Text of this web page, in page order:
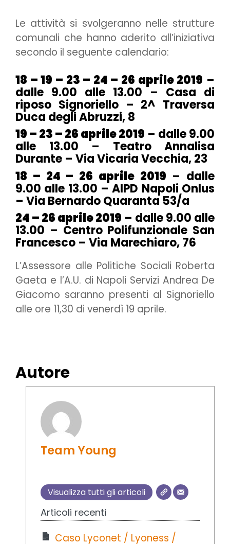
Le attività si svolgeranno nelle strutture
comunali che hanno aderito all’iniziativa
secondo il seguente calendario:
18 – 19 – 23 – 24 – 26 aprile 2019 –
dalle 9.00 alle 13.00 – Casa di
riposo Signoriello – 2^ Traversa
Duca degli Abruzzi, 8
19 – 23 – 26 aprile 2019 – dalle 9.00
alle 13.00 – Teatro Annalisa
Durante – Via Vicaria Vecchia, 23
18 – 24 – 26 aprile 2019 – dalle
9.00 alle 13.00 – AIPD Napoli Onlus
– Via Bernardo Quaranta 53/a
24 – 26 aprile 2019 – dalle 9.00 alle
13.00 – Centro Polifunzionale San
Francesco – Via Marechiaro, 76
L’Assessore alle Politiche Sociali Roberta
Gaeta e l’A.U. di Napoli Servizi Andrea De
Giacomo saranno presenti al Signoriello
alle ore 11,30 di venerdì 19 aprile.
Autore
Team Young
Visualizza tutti gli articoli
Articoli recenti
Caso Lyconet / Lyoness /